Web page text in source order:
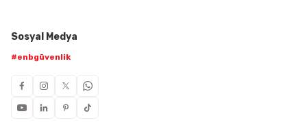
Sosyal Medya
#enbgüvenlik